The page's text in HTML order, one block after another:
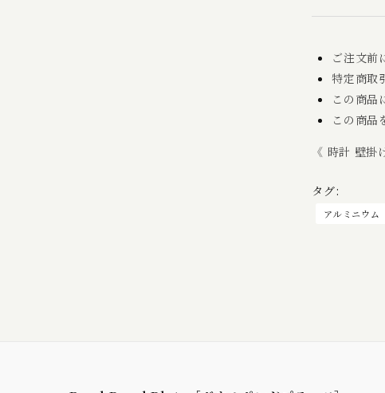
ご注文前
特定商取
この商品
この商品
《 時計 壁
タグ:
アルミニウム